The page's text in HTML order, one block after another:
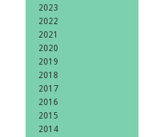
2023
2022
2021
2020
2019
2018
2017
2016
2015
2014